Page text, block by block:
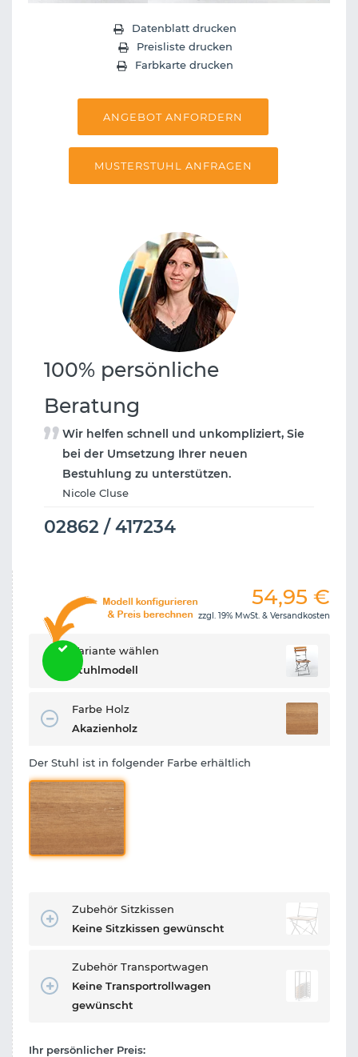
Datenblatt drucken
Preisliste drucken
Farbkarte drucken
ANGEBOT ANFORDERN
MUSTERSTUHL ANFRAGEN
100% persönliche
Beratung
Wir helfen schnell und unkompliziert, Sie
bei der Umsetzung Ihrer neuen
Bestuhlung zu unterstützen.
Nicole Cluse
02862 / 417234
54,95 €
zzgl. 19% MwSt. & Versandkosten
Variante wählen
Stuhlmodell
Farbe Holz
Akazienholz
Der Stuhl ist in folgender Farbe erhältlich
Zubehör Sitzkissen
Keine Sitzkissen gewünscht
Zubehör Transportwagen
Keine Transportrollwagen
gewünscht
Ihr persönlicher Preis: